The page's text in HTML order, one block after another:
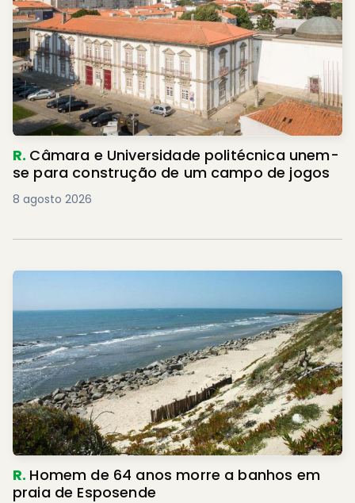
R. Câmara e Universidade politécnica unem-
se para construção de um campo de jogos
8 agosto 2026
R. Homem de 64 anos morre a banhos em
praia de Esposende